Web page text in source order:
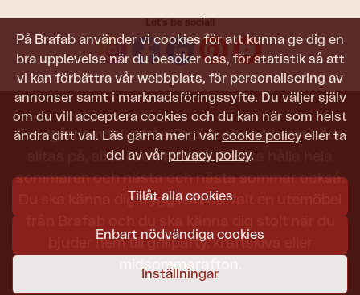
På Brafab använder vi cookies för att kunna ge dig en
bra upplevelse när du besöker oss, för statistik så att
vi kan förbättra vår webbplats, för personalisering av
annonser samt i marknadsföringssyfte. Du väljer själv
om du vill acceptera cookies och du kan när som helst
ändra ditt val. Läs gärna mer i vår cookie policy eller ta
del av vår privacy policy.
Tillåt alla cookies
Enbart nödvändiga cookies
Inställningar
Let's be social!
Trädgårdsmöbler från Brafab ska hålla att både
slitas på, sitta i och titta på. De ska hålla hela
sommaren och nästa och nästa sommar också.
Du ska känna dig trygg i att du valt en utemöbel
bjuder hem till grillparty, kräftskiva eller